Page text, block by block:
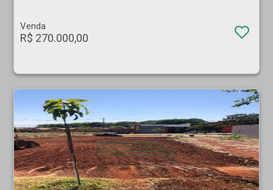
Venda
R$ 270.000,00